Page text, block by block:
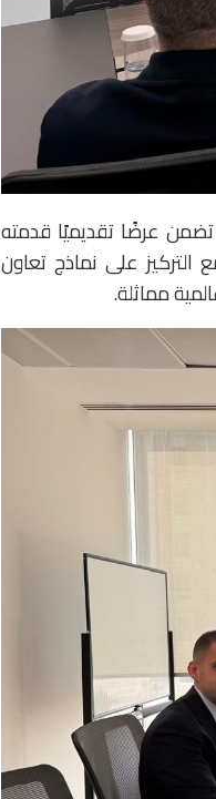
تضمن عرضًا تقديميًا قدمته
على نماذج تعاون
مماثلة.